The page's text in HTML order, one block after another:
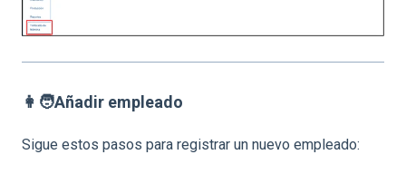
👩🧑Añadir empleado
Sigue estos pasos para registrar un nuevo empleado: